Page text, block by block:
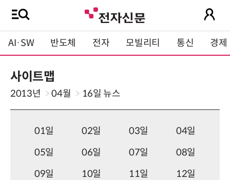
AI·SW 반도체 전자 모빌리티 통신 경제
사이트맵
2013년 04월 16일 뉴스
01일 02일 03일
04일
05일
06일 07일
08일
09일
10일 11일
12일